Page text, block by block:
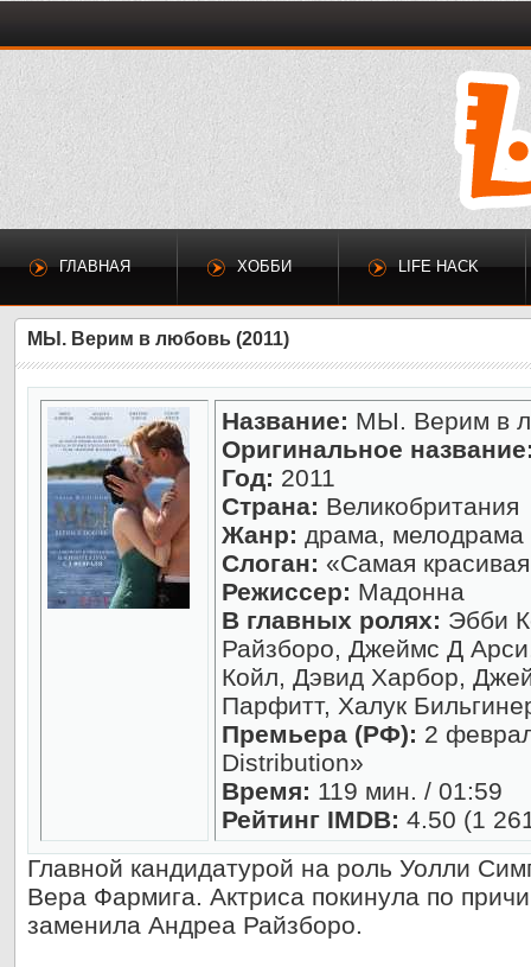
ГЛАВНАЯ ХОББИ LIFE HACK
МЫ. Верим в любовь (2011)
Название: МЫ. Верим в
Оригинальное
Год: 2011
Страна: Великобритания
Жанр: драма, мелодрама
Слоган: «Самая
Режиссер: Мадонна
В главных ролях: Эбби
Райзборо, Джеймс Д
Койл, Дэвид Харбор,
Парфитт, Халук
Премьера (РФ): 2
Distribution»
Время: 119 мин. / 01:59
Рейтинг IMDB: 4.50 (1
Главной кандидатурой на роль Уолли
Вера Фармига. Актриса покинула по
заменила Андреа Райзборо.